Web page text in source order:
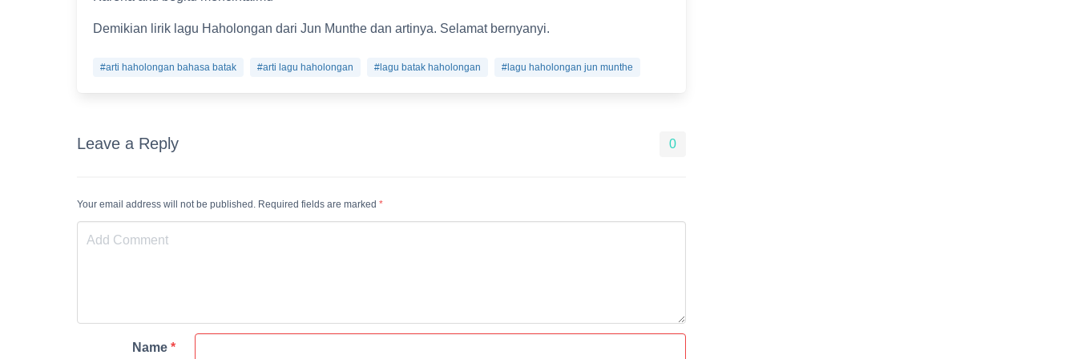
Demikian lirik lagu Haholongan dari Jun Munthe dan artinya. Selamat bernyanyi.
#arti haholongan bahasa batak #arti lagu haholongan #lagu batak haholongan #lagu haholongan jun munthe
Leave a Reply 0
Your email address will not be published. Required fields are marked *
Name *